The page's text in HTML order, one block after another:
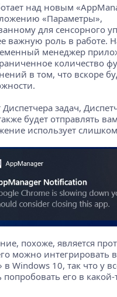
над новым
«Параметры»,
для сенсорного
важную роль в работе.
менеджер
количество
в том, что вскоре
Диспетчера задач,
будет отправлять
использует
похоже, является
можно интегрировать
Windows 10, так что у
попробовать его в